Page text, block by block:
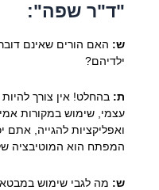
"ד"ר שפה":
ש: האם הורים שאינם
ילדיהם?
ת: בהחלט! אין צורך
עצמי, שימוש במקורות
ואפליקציות להגייה, אתם
המפתח הוא המוטיבציה
ש: מה לגבי שימוש